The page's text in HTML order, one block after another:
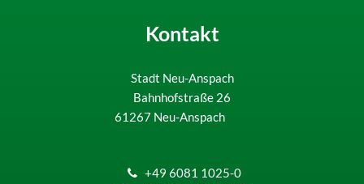
Kontakt
Stadt Neu-Anspach
Bahnhofstraße 26
61267 Neu-Anspach
+49 6081 1025-0